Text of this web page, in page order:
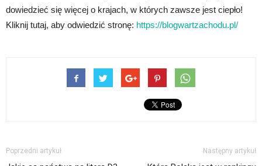
dowiedzieć się więcej o krajach, w których zawsze jest ciepło!
Kliknij tutaj, aby odwiedzić stronę: https://blogwartzachodu.pl/
Poprzedni artykuł Następny artykuł